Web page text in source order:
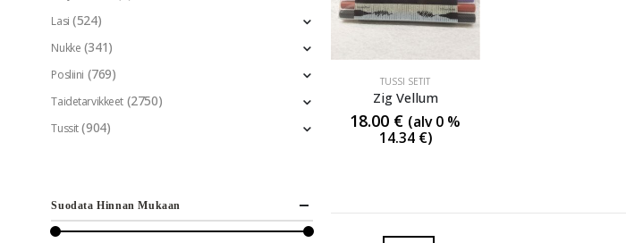
TUSSI SETIT
Zig Vellum
18.00 € (alv 0 %
14.34 €)
Lasi (524)
Nukke (341)
Posliini (769)
Taidetarvikkeet (2750)
Tussit (904)
Suodata Hinnan Mukaan